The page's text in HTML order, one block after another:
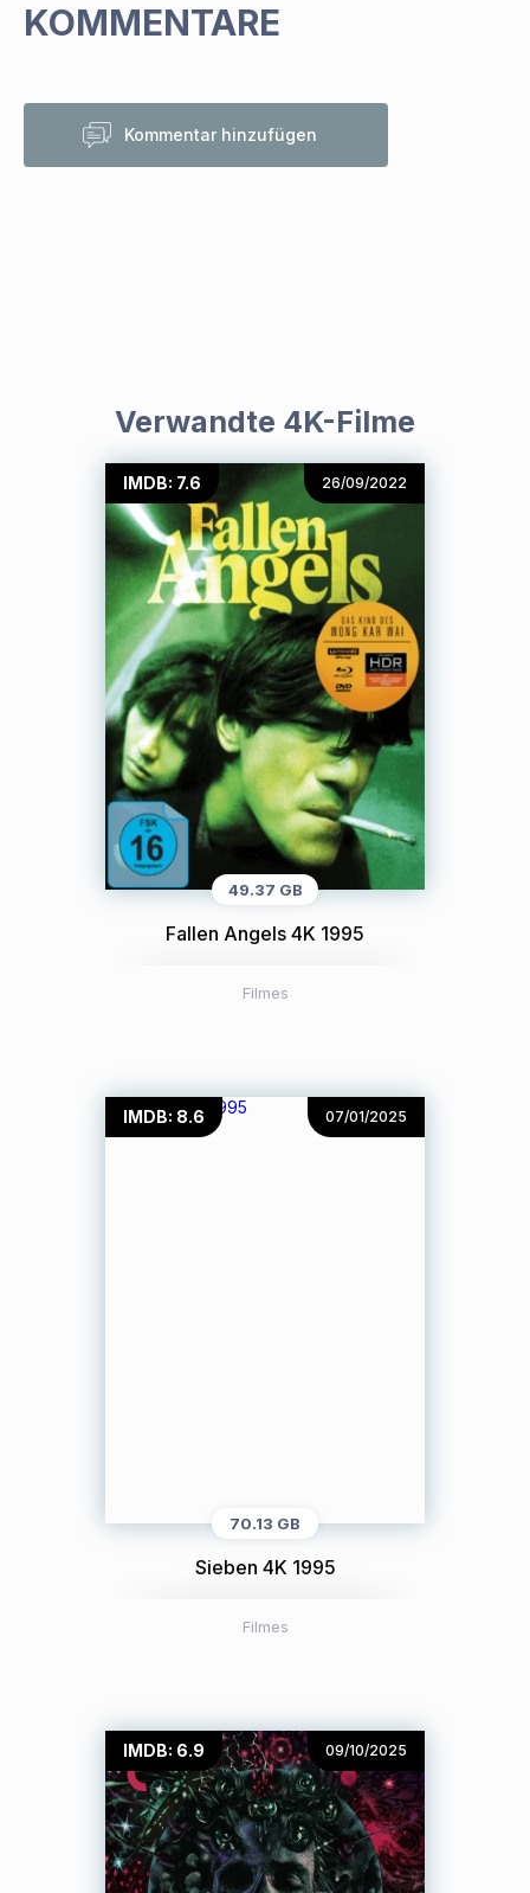
KOMMENTARE
Kommentar hinzufügen
Verwandte 4K-Filme
IMDB: 7.6 26/09/2022
49.37 GB
Fallen Angels 4K 1995
Filmes
IMDB: 8.6 07/01/2025
70.13 GB
Sieben 4K 1995
Filmes
IMDB: 6.9 09/10/2025